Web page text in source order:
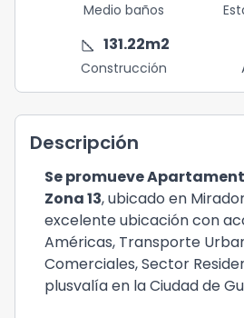
Medio baños
square_foot 131.22m2
Construcción
Descripción
Se promueve
Zona 13, ubicado en
excelente ubicación con
Américas, Transporte
Comerciales, Sector
plusvalía en la Ciudad de